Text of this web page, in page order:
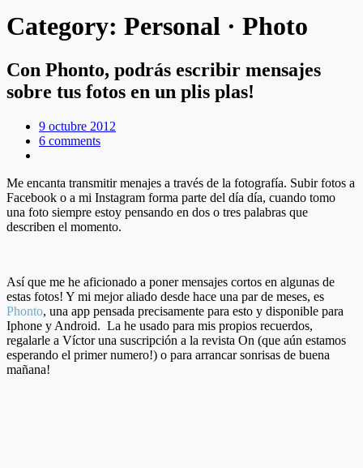
Category: Personal · Photo
Con Phonto, podrás escribir mensajes
sobre tus fotos en un plis plas!
9 octubre 2012
6 comments
Me encanta transmitir menajes a través de la fotografía. Subir fotos a
Facebook o a mi Instagram forma parte del día día, cuando tomo
una foto siempre estoy pensando en dos o tres palabras que
describen el momento.
Así que me he aficionado a poner mensajes cortos en algunas de
estas fotos! Y mi mejor aliado desde hace una par de meses, es
Phonto, una app pensada precisamente para esto y disponible para
Iphone y Android. La he usado para mis propios recuerdos,
regalarle a Víctor una suscripción a la revista On (que aún estamos
esperando el primer numero!) o para arrancar sonrisas de buena
mañana!